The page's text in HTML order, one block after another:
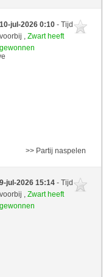
10-jul-2026 0:10- Tijd
voorbij ,Zwart heeft
gewonnen
>> Partij naspelen
9-jul-2026 15:14- Tijd
voorbij ,Zwart heeft
gewonnen